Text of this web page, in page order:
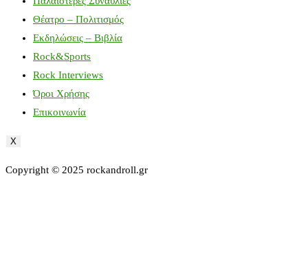
Θέατρο – Πολιτισμός
Εκδηλώσεις – Βιβλία
Rock&Sports
Rock Interviews
Όροι Χρήσης
Επικοινωνία
X
Copyright © 2025 rockandroll.gr